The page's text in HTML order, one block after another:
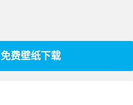
免费壁纸下载